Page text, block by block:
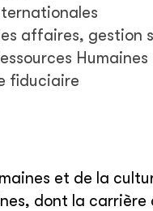
affaires, gestion
Humaines
fiduciaire
et de la
dont la